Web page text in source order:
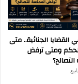
القضايا الجنائية.. متى
ومتى ترفض